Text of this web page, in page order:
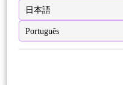
日本語
Português